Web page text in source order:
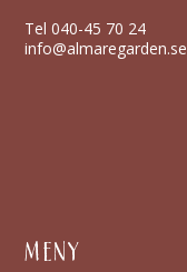
Tel040-45 70 24
info@almaregarden.se
MENY